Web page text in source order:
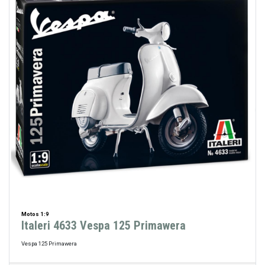
Motos 1:9
Italeri 4633 Vespa 125 Primawera
Vespa 125 Primawera